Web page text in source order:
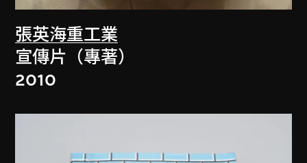
張英海重工業
宣傳片（專著）
2010